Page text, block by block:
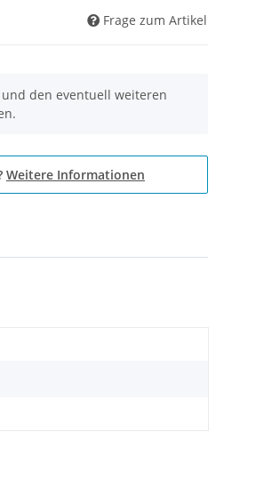
Frage zum Artikel
den eventuell weiteren
Weitere Informationen